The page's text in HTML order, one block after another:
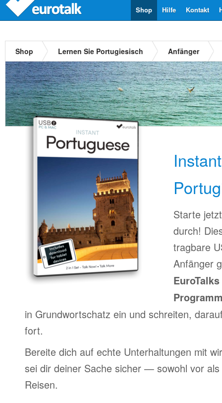
Kontakt
Hilfe
Shop
Shop Lernen Sie Portugiesisch Anfänger
Starte
durch!
tragbare
Anfänger
in Grundwortschatz ein und schreiten,
fort.
Bereite dich auf echte Unterhaltungen mit
sei dir deiner Sache sicher — sowohl vor
Reisen.